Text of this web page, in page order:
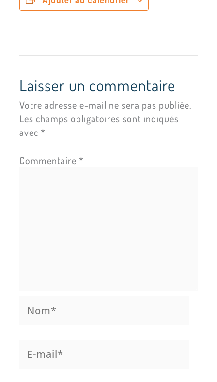
Laisser un commentaire
Votre adresse e-mail ne sera pas publiée.
Les champs obligatoires sont indiqués
avec *
Commentaire *
mail*